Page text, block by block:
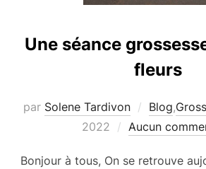
Une séance
fleurs
par Solene Tardivon Blog,
2022
Aucun
Bonjour à tous, On se retrouve